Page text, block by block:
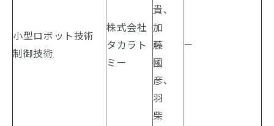
小型ロボット技術
制御技術
株式会社
タカラト
ミー
貴、
加
藤
國
彦、
羽
柴
－